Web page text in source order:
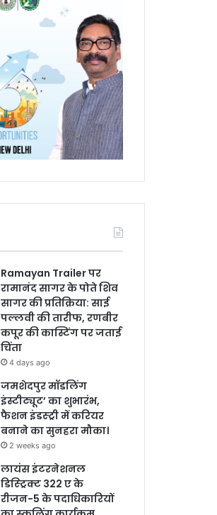
Ramayan Trailer पर
रामानंद सागर के पोते शिव
सागर की प्रतिक्रिया: साई
पल्लवी की तारीफ, रणबीर
कपूर की कास्टिंग पर जताई
चिंता
4 days ago
जमशेदपुर मॉडलिंग
इंस्टीट्यूट’ का शुभारंभ,
फैशन इंडस्ट्री में करियर
बनाने का सुनहरा मौका।
2 weeks ago
लायंस इंटरनेशनल
डिस्ट्रिक्ट 322 ए के
रीजन-5 के पदाधिकारियों